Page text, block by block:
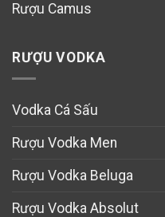
Rượu Camus
RƯỢU VODKA
Vodka Cá Sấu
Rượu Vodka Men
Rượu Vodka Beluga
Rượu Vodka Absolut